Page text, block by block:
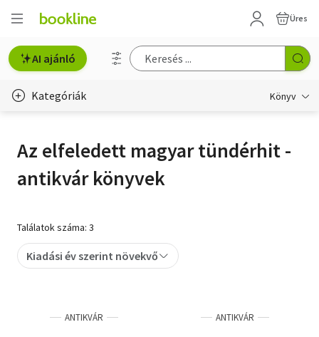
Üres
AI ajánló
Kategóriák Könyv
Erotika
Hobbi, szabadidő
Irodalom
Szakkönyv
Az elfeledett magyar tündérhit -
antikvár könyvek
Találatok száma: 3
Kiadási év szerint növekvő
ANTIKVÁR ANTIKVÁR